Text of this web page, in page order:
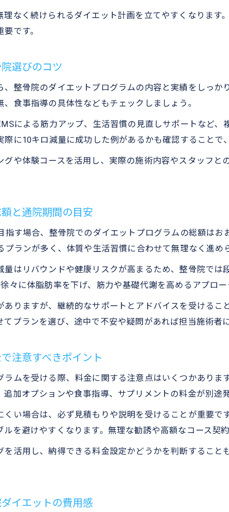
10キロ減量に必要な整骨院
施術と組み合わせた整骨院
栄養指導と整体施術で健康
リバウンド防止のための整
無理なく続けられるダイエット
続けやすい整骨院プログラ
整骨院ダイエットで長期的
理なく続けられるダイエット計画を立てやすくなりま
です。
選びのコツ
、整骨院のダイエットプログラムの内容と実績をしっ
食事指導の具体性などもチェックしましょう。
による筋力アップ、生活習慣の見直しサポートなど
に10キロ減量に成功した例があるかも確認することで
グや体験コースを活用し、実際の施術内容やスタッフ
と通院期間の目安
指す場合、整骨院でのダイエットプログラムの総額はお
プランが多く、体質や生活習慣に合わせて無理なく進め
量はリバウンドや健康リスクが高まるため、整骨院で
々に体脂肪率を下げ、筋力や基礎代謝を高めるアプロー
ありますが、継続的なサポートとアドバイスを受ける
プランを選び、途中で不安や疑問があれば担当施術者
注意すべきポイント
ラムを受ける際、料金に関する注意点はいくつかあり
加オプションや食事指導、サプリメントの料金が別途
くい場合は、必ず見積もりや説明を受けることが重要
を避けやすくなります。無理な勧誘や高額なコース契
を活用し、納得できる料金設定かどうかを判断するこ
イエットの費用感